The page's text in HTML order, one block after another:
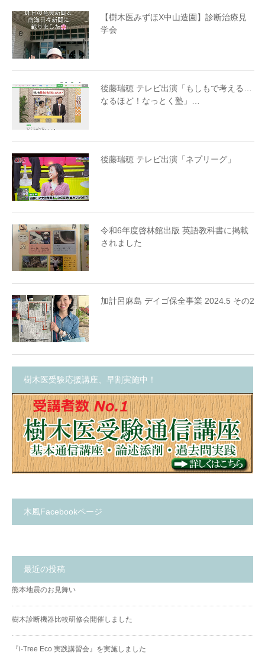
【樹木医みずほX中山造園】診断治療見
学会
後藤瑞穂 テレビ出演「もしもで考える…
なるほど！なっとく塾」…
後藤瑞穂 テレビ出演「ネプリーグ」
令和6年度啓林館出版 英語教科書に掲載
されました
加計呂麻島 デイゴ保全事業 2024.5 その2
樹木医受験応援講座、早割実施中！
木風Facebookページ
最近の投稿
熊本地震のお見舞い
樹木診断機器比較研修会開催しました
『i-Tree Eco 実践講習会』を実施しました